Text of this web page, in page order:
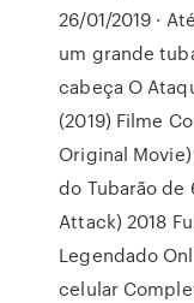
26/01/2019 ·
um grande
cabeça O
(2019) Filme
Original Movie)
do Tubarão de
Attack) 2018
Legendado
celular